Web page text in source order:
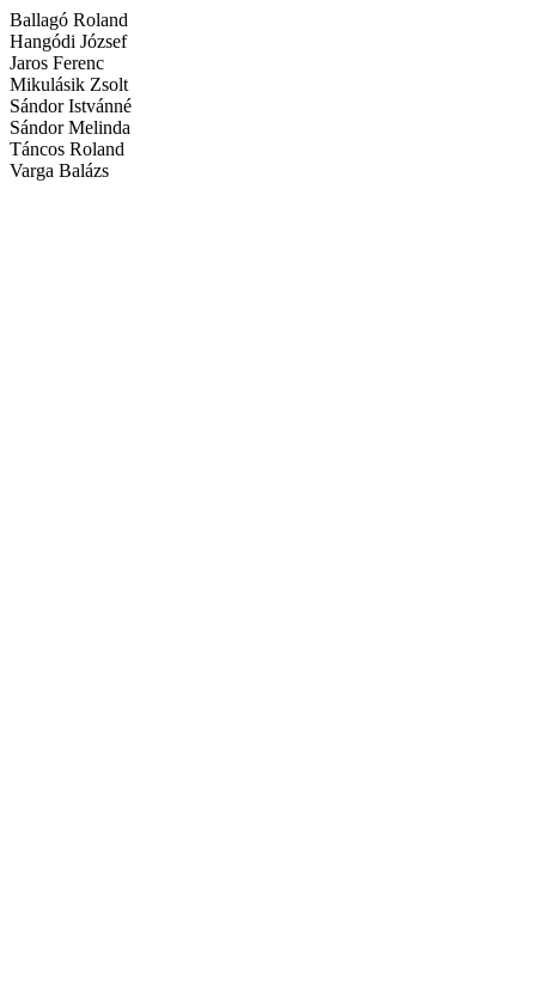
Ballagó Roland
Hangódi József
Jaros Ferenc
Mikulásik Zsolt
Sándor Istvánné
Sándor Melinda
Táncos Roland
Varga Balázs